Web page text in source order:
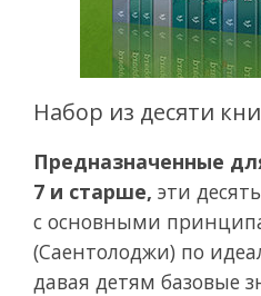
Набор из десяти
Предназначенные
7 и старше, эти
с основными
(Саентолоджи) по
давая детям базовые